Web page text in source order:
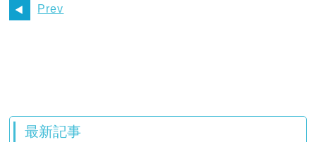
Prev
最新記事